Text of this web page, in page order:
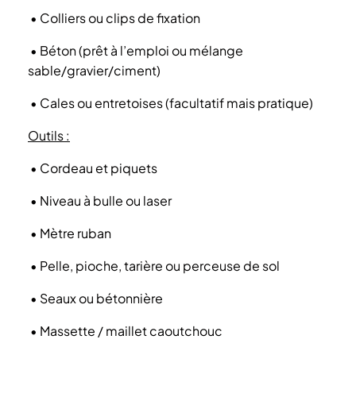
• Colliers ou clips de fixation
• Béton (prêt à l’emploi ou mélange
sable/gravier/ciment)
• Cales ou entretoises (facultatif mais pratique)
Outils :
• Cordeau et piquets
• Niveau à bulle ou laser
• Mètre ruban
• Pelle, pioche, tarière ou perceuse de sol
• Seaux ou bétonnière
• Massette / maillet caoutchouc